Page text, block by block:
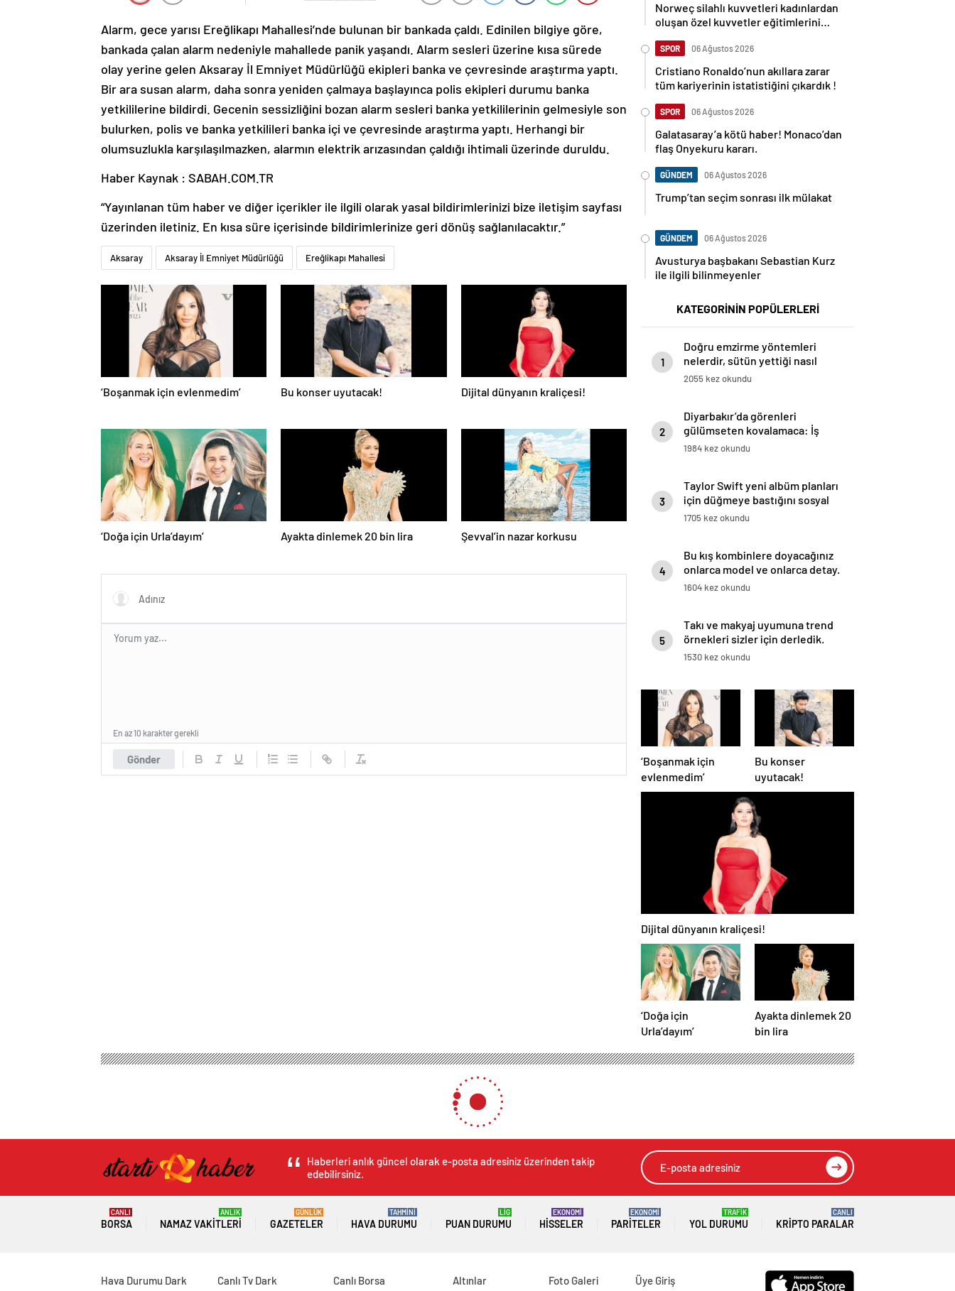
Alarm, gece yarısı Ereğlikapı Mahallesi’nde bulunan bir bankada çaldı. Edinilen bilgiye göre,
bankada çalan alarm nedeniyle mahallede panik yaşandı. Alarm sesleri üzerine kısa sürede
olay yerine gelen Aksaray İl Emniyet Müdürlüğü ekipleri banka ve çevresinde araştırma yaptı.
Bir ara susan alarm, daha sonra yeniden çalmaya başlayınca polis ekipleri durumu banka
yetkililerine bildirdi. Gecenin sessizliğini bozan alarm sesleri banka yetkililerinin gelmesiyle son
bulurken, polis ve banka yetkilileri banka içi ve çevresinde araştırma yaptı. Herhangi bir
olumsuzlukla karşılaşılmazken, alarmın elektrik arızasından çaldığı ihtimali üzerinde duruldu.
Haber Kaynak : SABAH.COM.TR
“Yayınlanan tüm haber ve diğer içerikler ile ilgili olarak yasal bildirimlerinizi bize iletişim sayfası
üzerinden iletiniz. En kısa süre içerisinde bildirimlerinize geri dönüş sağlanılacaktır.”
Aksaray Aksaray İl Emniyet Müdürlüğü Ereğlikapı Mahallesi
‘Boşanmak için evlenmedim’ Bu konser uyutacak! Dijital dünyanın kraliçesi!
‘Doğa için Urla’dayım’ Ayakta dinlemek 20 bin lira Şevval’in nazar korkusu
Gönder
En az 10 karakter gerekli
Norweç silahlı kuvvetleri kadınlardan
oluşan özel kuvvetler eğitimlerini
SPOR 06 Ağustos 2026
Cristiano Ronaldo’nun akıllara zarar
tüm kariyerinin istatistiğini çıkardık !
SPOR 06 Ağustos 2026
Galatasaray’a kötü haber! Monaco’dan
flaş Onyekuru kararı.
GÜNDEM 06 Ağustos 2026
Trump’tan seçim sonrası ilk mülakat
GÜNDEM 06 Ağustos 2026
Avusturya başbakanı Sebastian Kurz
ile ilgili bilinmeyenler
KATEGORİNİN POPÜLERLERİ
1
Doğru emzirme yöntemleri
nelerdir, sütün yettiği nasıl
anlaşılır?
2055 kez okundu
2
Diyarbakır’da görenleri
gülümseten kovalamaca: İş
yerinden kaçtı karayoluna girdi,
1984 kez okundu
3
Taylor Swift yeni albüm planları
için düğmeye bastığını sosyal
medyadan duyurdu!
1705 kez okundu
4
Bu kış kombinlere doyacağınız
onlarca model ve onlarca detay.
1604 kez okundu
5
Takı ve makyaj uyumuna trend
örnekleri sizler için derledik.
1530 kez okundu
‘Boşanmak için
evlenmedim’
Bu konser
uyutacak!
Dijital dünyanın kraliçesi!
‘Doğa için
Urla’dayım’
Ayakta dinlemek 20
bin lira
Haberleri anlık güncel olarak e-posta adresiniz üzerinden takip
edebilirsiniz.
BORSA
CANLI
NAMAZ VAKITLERI
ANLIK
GAZETELER
GÜNLÜK
HAVA DURUMU
TAHMİNİ
PUAN DURUMU
LİG
HISSELER
EKONOMİ
PARITELER
EKONOMİ
YOL DURUMU
TRAFİK
KRIPTO PARALAR
CANLI
Hava Durumu Dark Canlı Tv Dark Canlı Borsa Altınlar Foto Galeri Üye Giriş